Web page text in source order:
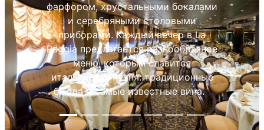
представлено специально
разработанное средиземноморское
меню, в том числе варианты легких
закусок и блюд, которые можно
заказать всегда. Это придется по
вкусу тем гостям, которые знают,
чего они хотят каждый день.